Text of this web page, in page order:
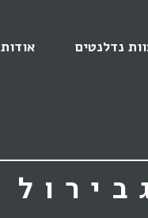
אודות נדלנטים